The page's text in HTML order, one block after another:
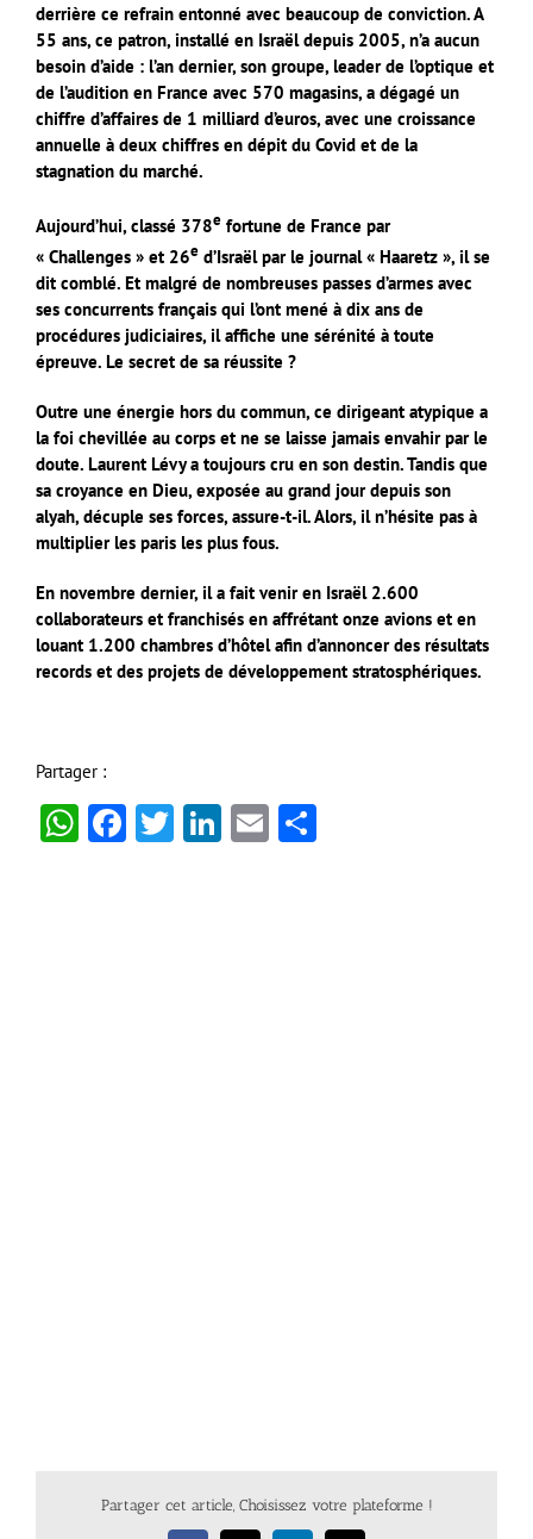
derrière ce refrain entonné avec beaucoup de conviction. A
55 ans, ce patron, installé en Israël depuis 2005, n’a aucun
besoin d’aide : l’an dernier, son groupe, leader de l’optique et
de l’audition en France avec 570 magasins, a dégagé un
chiffre d’affaires de 1 milliard d’euros, avec une croissance
annuelle à deux chiffres en dépit du Covid et de la
stagnation du marché.
Aujourd’hui, classé 378e fortune de France par
« Challenges » et 26e d’Israël par le journal « Haaretz », il se
dit comblé. Et malgré de nombreuses passes d’armes avec
ses concurrents français qui l’ont mené à dix ans de
procédures judiciaires, il affiche une sérénité à toute
épreuve. Le secret de sa réussite ?
Outre une énergie hors du commun, ce dirigeant atypique a
la foi chevillée au corps et ne se laisse jamais envahir par le
doute. Laurent Lévy a toujours cru en son destin. Tandis que
sa croyance en Dieu, exposée au grand jour depuis son
alyah, décuple ses forces, assure-t-il. Alors, il n’hésite pas à
multiplier les paris les plus fous.
En novembre dernier, il a fait venir en Israël 2.600
collaborateurs et franchisés en affrétant onze avions et en
louant 1.200 chambres d’hôtel afin d’annoncer des résultats
records et des projets de développement stratosphériques.
Partager :
WhatsApp
Facebook
Twitter
LinkedIn
Email
Partager cet article, Choisissez votre plateforme !